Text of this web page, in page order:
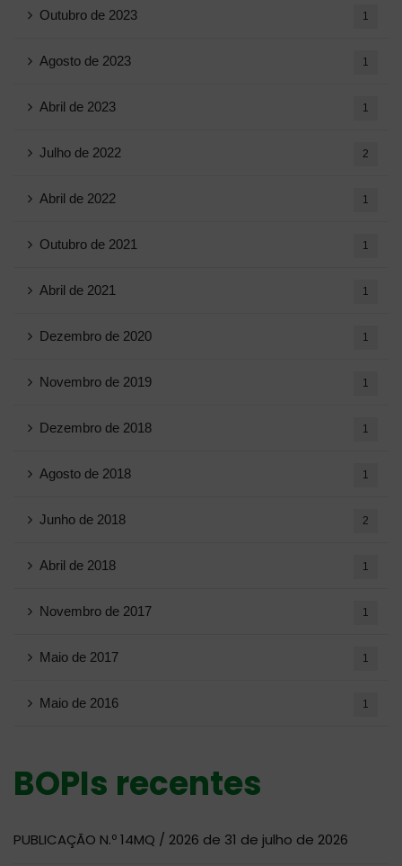
Outubro de 2023 1
Agosto de 2023 1
Abril de 2023 1
Julho de 2022 2
Abril de 2022 1
Outubro de 2021 1
Abril de 2021 1
Dezembro de 2020 1
Novembro de 2019 1
Dezembro de 2018 1
Agosto de 2018 1
Junho de 2018 2
Abril de 2018 1
Novembro de 2017 1
Maio de 2017 1
Maio de 2016 1
BOPIs recentes
PUBLICAÇÃO N.º 14MQ / 2026 de 31 de julho de 2026